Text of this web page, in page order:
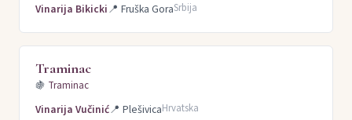
Vinarija Bikicki📍 Fruška GoraSrbija
Traminac
🍇 Traminac
Vinarija Vučinić📍 PlešivicaHrvatska